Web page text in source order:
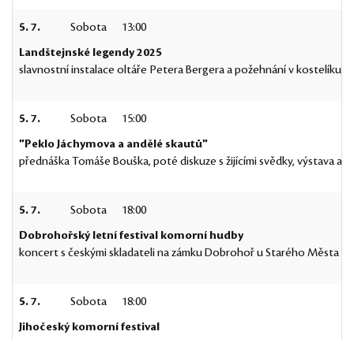
5. 7. Sobota
13:00
Landštejnské legendy 2025
slavnostní instalace oltáře Petera Bergera a požehnání v kostelíku v
5. 7. Sobota
15:00
"Peklo Jáchymova a andělé skautů"
přednáška Tomáše Bouška, poté diskuze s žijícími svědky, výstava
5. 7. Sobota
18:00
Dobrohořský letní festival komorní hudby
koncert s českými skladateli na zámku Dobrohoř u Starého Města
5. 7. Sobota
18:00
Jihočeský komorní festival